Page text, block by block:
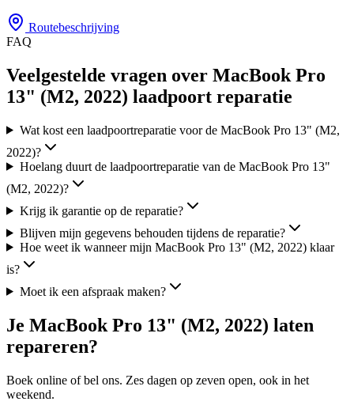
Routebeschrijving
FAQ
Veelgestelde vragen over MacBook Pro
13" (M2, 2022) laadpoort reparatie
Wat kost een laadpoortreparatie voor de MacBook Pro 13" (M2,
2022)?
Hoelang duurt de laadpoortreparatie van de MacBook Pro 13"
(M2, 2022)?
Krijg ik garantie op de reparatie?
Blijven mijn gegevens behouden tijdens de reparatie?
Hoe weet ik wanneer mijn MacBook Pro 13" (M2, 2022) klaar
is?
Moet ik een afspraak maken?
Je MacBook Pro 13" (M2, 2022) laten
repareren?
Boek online of bel ons. Zes dagen op zeven open, ook in het
weekend.